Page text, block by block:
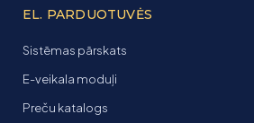
EL. PARDUOTUVĖS
Sistēmas pārskats
E-veikala moduļi
Preču katalogs